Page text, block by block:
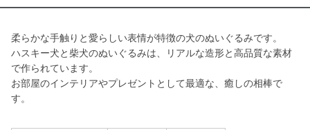
柔らかな手触りと愛らしい表情が特徴の犬のぬいぐるみです。
ハスキー犬と柴犬のぬいぐるみは、リアルな造形と高品質な素材
で作られています。
お部屋のインテリアやプレゼントとして最適な、癒しの相棒で
す。